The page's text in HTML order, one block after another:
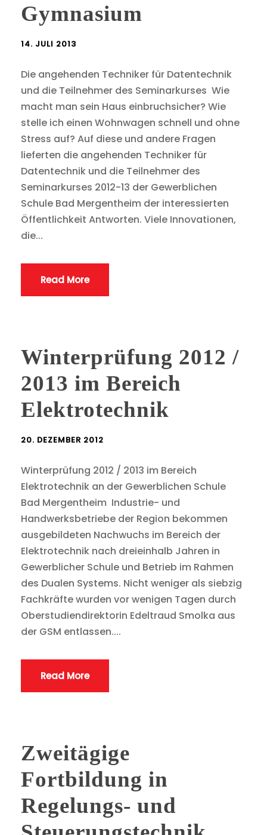
Gymnasium
14. JULI 2013
Die angehenden Techniker für Datentechnik
und die Teilnehmer des Seminarkurses Wie
macht man sein Haus einbruchsicher? Wie
stelle ich einen Wohnwagen schnell und ohne
Stress auf? Auf diese und andere Fragen
lieferten die angehenden Techniker für
Datentechnik und die Teilnehmer des
Seminarkurses 2012-13 der Gewerblichen
Schule Bad Mergentheim der interessierten
Öffentlichkeit Antworten. Viele Innovationen,
die...
Read More
Winterprüfung 2012 /
2013 im Bereich
Elektrotechnik
20. DEZEMBER 2012
Winterprüfung 2012 / 2013 im Bereich
Elektrotechnik an der Gewerblichen Schule
Bad Mergentheim Industrie- und
Handwerksbetriebe der Region bekommen
ausgebildeten Nachwuchs im Bereich der
Elektrotechnik nach dreieinhalb Jahren in
Gewerblicher Schule und Betrieb im Rahmen
des Dualen Systems. Nicht weniger als siebzig
Fachkräfte wurden vor wenigen Tagen durch
Oberstudiendirektorin Edeltraud Smolka aus
der GSM entlassen....
Read More
Zweitägige
Fortbildung in
Regelungs- und